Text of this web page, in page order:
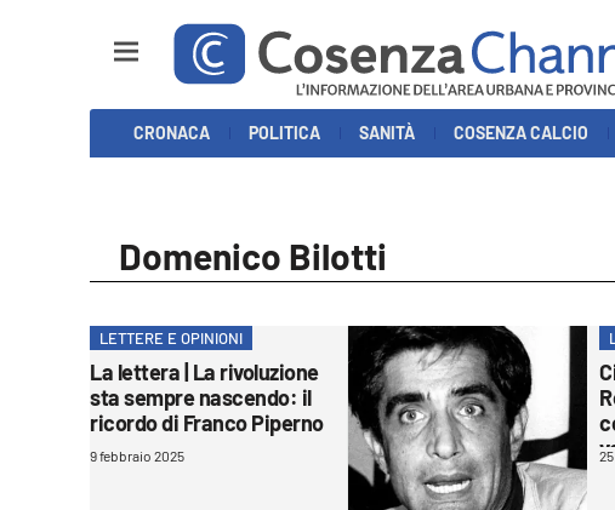
Economia e Lavoro
Italia Mondo
CRONACA POLITICA SANITÀ COSENZA CALCIO
Domenico Bilotti
LETTERE E OPINIONI
La lettera | La rivoluzione
sta sempre nascendo: il
ricordo di Franco Piperno
9 febbraio 2025